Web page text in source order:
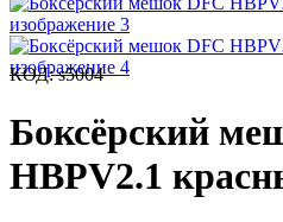
КОД: s5004
Боксёрский
HBPV2.1